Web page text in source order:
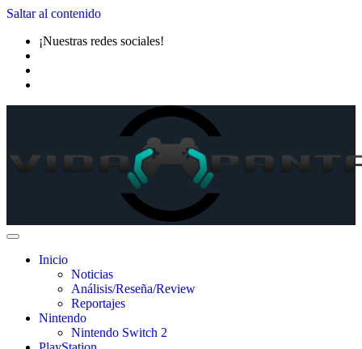
Saltar al contenido
¡Nuestras redes sociales!
Inicio
Noticias
Análisis/Reseña/Review
Reportajes
Nintendo
Nintendo Switch 2